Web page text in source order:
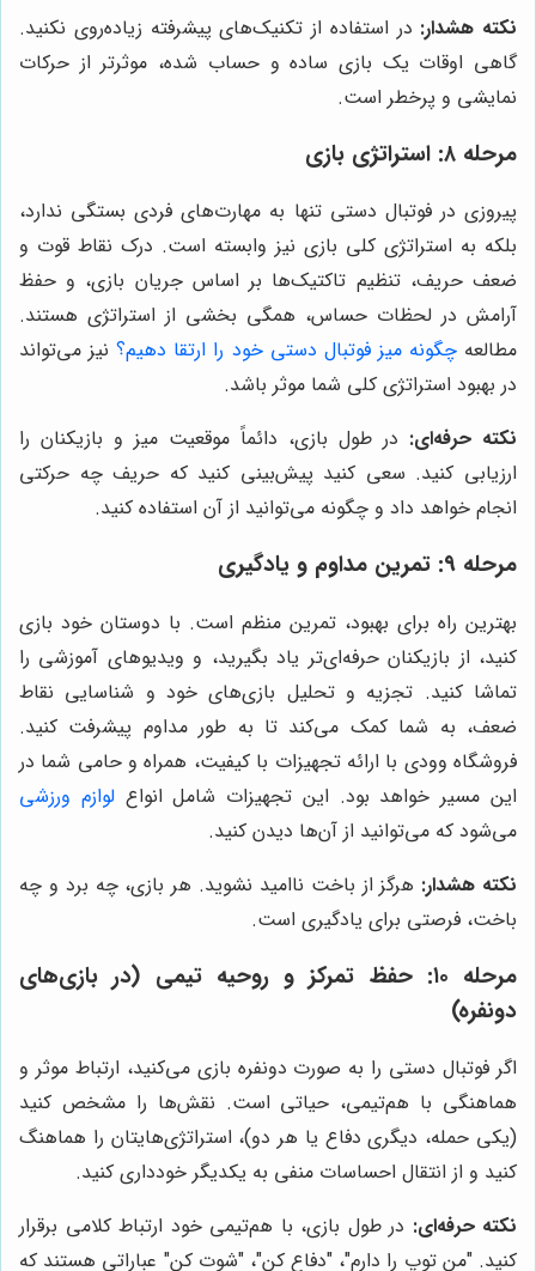
نکته هشدار: در استفاده از تکنیک‌های پیشرفته زیاده‌روی نکنید.
گاهی اوقات یک بازی ساده و حساب شده، موثرتر از حرکات
نمایشی و پرخطر است.
مرحله ۸: استراتژی بازی
پیروزی در فوتبال دستی تنها به مهارت‌های فردی بستگی ندارد،
بلکه به استراتژی کلی بازی نیز وابسته است. درک نقاط قوت و
ضعف حریف، تنظیم تاکتیک‌ها بر اساس جریان بازی، و حفظ
آرامش در لحظات حساس، همگی بخشی از استراتژی هستند.
مطالعهچگونه میز فو‌تبا‌ل دستی خود را ارتقا دهیم؟نیز می‌تواند
در بهبود استراتژی کلی شما موثر باشد.
نکته حرفه‌ای: در طول بازی، دائماً موقعیت میز و بازیکنان را
ارزیابی کنید. سعی کنید پیش‌بینی کنید که حریف چه حرکتی
انجام خواهد داد و چگونه می‌توانید از آن استفاده کنید.
مرحله ۹: تمرین مداوم و یادگیری
بهترین راه برای بهبود، تمرین منظم است. با دوستان خود بازی
کنید، از بازیکنان حرفه‌ای‌تر یاد بگیرید، و ویدیوهای آموزشی را
تماشا کنید. تجزیه و تحلیل بازی‌های خود و شناسایی نقاط
ضعف، به شما کمک می‌کند تا به طور مداوم پیشرفت کنید.
فروشگاه وودی با ارائه تجهیزات با کیفیت، همراه و حامی شما در
این مسیر خواهد بود. این تجهیزات شامل انواعلوازم ورزشی
می‌شود که می‌توانید از آن‌ها دیدن کنید.
نکته هشدار: هرگز از باخت ناامید نشوید. هر بازی، چه برد و چه
باخت، فرصتی برای یادگیری است.
مرحله ۱۰: حفظ تمرکز و روحیه تیمی (در بازی‌های
دونفره)
اگر فوتبال دستی را به صورت دونفره بازی می‌کنید، ارتباط موثر و
هماهنگی با هم‌تیمی، حیاتی است. نقش‌ها را مشخص کنید
(یکی حمله، دیگری دفاع یا هر دو)، استراتژی‌هایتان را هماهنگ
کنید و از انتقال احساسات منفی به یکدیگر خودداری کنید.
نکته حرفه‌ای: در طول بازی، با هم‌تیمی خود ارتباط کلامی برقرار
کنید. "من توپ را دارم"، "دفاع کن"، "شوت کن" عباراتی هستند که